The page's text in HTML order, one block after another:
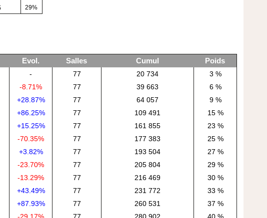
29%
Evol. Salles Cumul
Poids
- 77 20 734
3 %
-8.71% 77 39 663
6 %
+28.87% 77 64 057
9 %
+86.25% 77 109 491
15 %
+15.25% 77 161 855
23 %
-70.35% 77 177 383
25 %
+3.82% 77 193 504
27 %
-23.70% 77 205 804
29 %
-13.29% 77 216 469
30 %
+43.49% 77 231 772
33 %
+87.93% 77 260 531
37 %